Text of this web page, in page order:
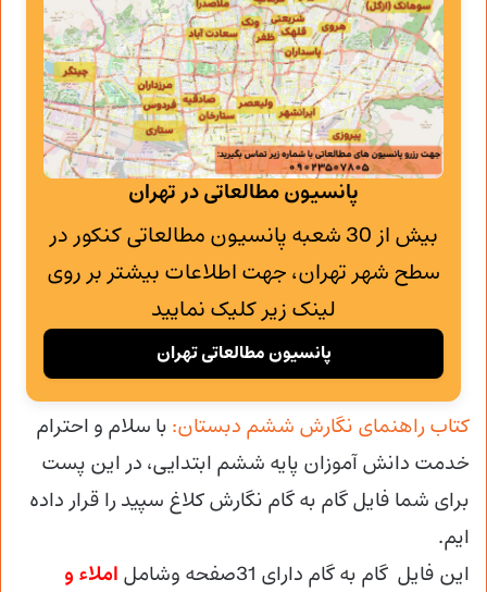
پانسیون مطالعاتی در تهران
بیش از 30 شعبه پانسیون مطالعاتی کنکور در
سطح شهر تهران، جهت اطلاعات بیشتر بر روی
لینک زیر کلیک نمایید
پانسیون مطالعاتی تهران
کتاب راهنمای نگارش ششم دبستان: با سلام و احترام
خدمت دانش آموزان پایه ششم ابتدایی، در این پست
برای شما فایل گام به گام نگارش کلاغ سپید را قرار داده
ایم.
این فایل گام به گام دارای 31صفحه وشامل
املاء و